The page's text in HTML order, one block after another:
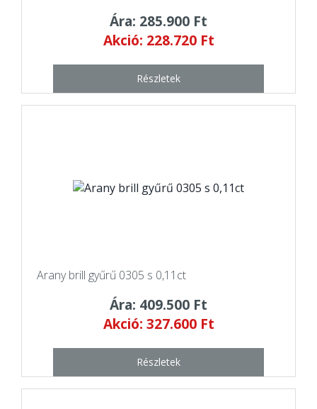
Ára: 285.900 Ft
Akció: 228.720 Ft
Részletek
Arany brill gyűrű 0305 s 0,11ct
Ára: 409.500 Ft
Akció: 327.600 Ft
Részletek